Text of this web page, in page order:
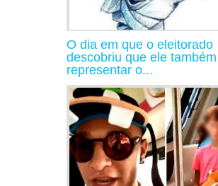
O dia em que o eleitorado
descobriu que ele
representar o...